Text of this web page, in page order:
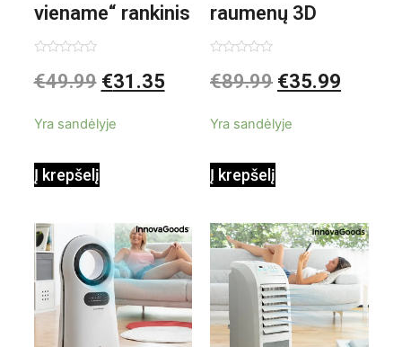
viename“ rankinis
garintuvas su
0,35 L 3 Bar
1000W
0
iš
€49.99 €31.35
Yra sandėlyje
Į krepšelį
raumenų 3D
elektrinis
Shiatsu
0
iš
€89.99 €35.99
Yra sandėlyje
Į krepšelį